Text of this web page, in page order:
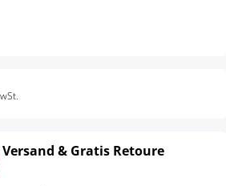
& Gratis Retoure